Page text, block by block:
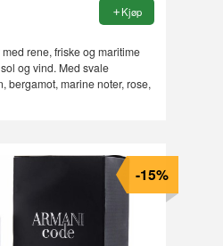
Kjøp
rene, friske og maritime
og vind. Med svale
bergamot, marine noter, rose,
-15%